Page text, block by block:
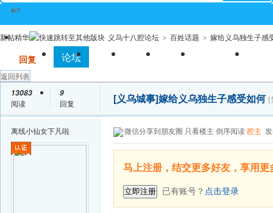
帖子
全站首页 论坛 房产 相亲 亲子 求职招聘
新帖精华 义乌十八腔论坛 > 百姓话题 > 嫁给义乌独生子感
回复
返回列表
13083
阅读
9
回复
[义乌城事]嫁给义乌独生子感受如何 [
离线小仙女下凡啦 微信分享到朋友圈 只看楼主 倒序阅读 腔主
马上注册，结交更多好友，享用
立即注册 已有账号？ 点击登录